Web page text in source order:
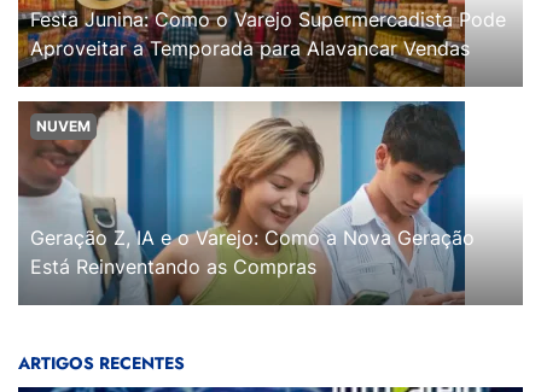
Festa Junina: Como o Varejo Supermercadista Pode
Aproveitar a Temporada para Alavancar Vendas
NUVEM
Geração Z, IA e o Varejo: Como a Nova Geração
Está Reinventando as Compras
ARTIGOS RECENTES